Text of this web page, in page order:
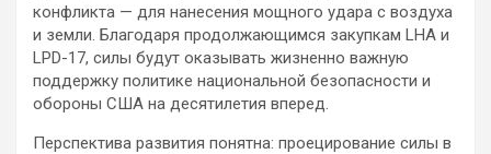
конфликта — для нанесения мощного удара с воздуха
и земли. Благодаря продолжающимся закупкам LHA и
LPD-17, силы будут оказывать жизненно важную
поддержку политике национальной безопасности и
обороны США на десятилетия вперед.
Перспектива развития понятна: проецирование силы в